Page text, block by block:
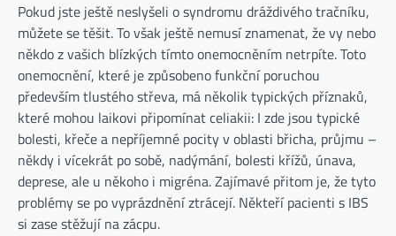
Pokud jste ještě neslyšeli o syndromu dráždivého tračníku,
můžete se těšit. To však ještě nemusí znamenat, že vy nebo
někdo z vašich blízkých tímto onemocněním netrpíte. Toto
onemocnění, které je způsobeno funkční poruchou
především tlustého střeva, má několik typických příznaků,
které mohou laikovi připomínat celiakii: I zde jsou typické
bolesti, křeče a nepříjemné pocity v oblasti břicha, průjmu –
někdy i vícekrát po sobě, nadýmání, bolesti křížů, únava,
deprese, ale u někoho i migréna. Zajímavé přitom je, že tyto
problémy se po vyprázdnění ztrácejí. Někteří pacienti s IBS
si zase stěžují na zácpu.